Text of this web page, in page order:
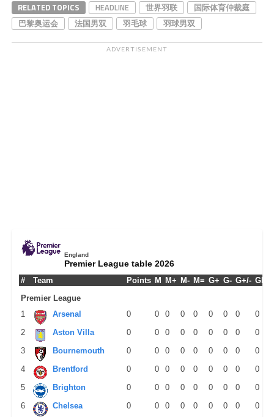
RELATED TOPICS HEADLINE 世界羽联
国际体育仲裁庭
巴黎奥运会
法国男双 羽毛球 羽球男双
ADVERTISEMENT
England
Premier League table 2026
# Team Points M M+ M- M= G+ G- G+/- GPM
Premier League
1
Arsenal 0 0 0 0 0 0 0 0
0
2
Aston Villa 0 0 0 0 0 0 0 0
0
3
Bournemouth 0 0 0 0 0 0 0 0
0
4
Brentford 0 0 0 0 0 0 0 0
0
5
Brighton 0 0 0 0 0 0 0 0
0
6
Chelsea 0 0 0 0 0 0 0 0 0